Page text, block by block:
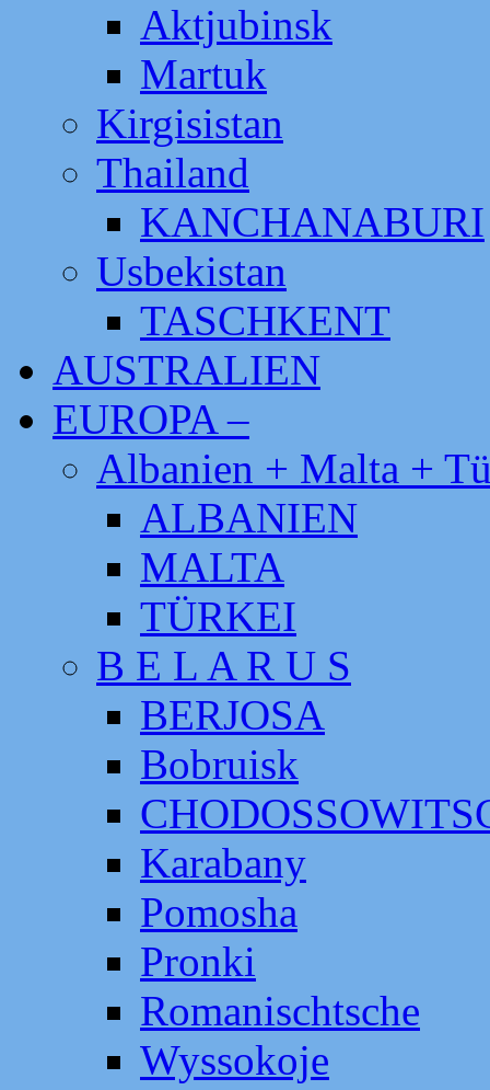
Aktjubinsk
Martuk
Kirgisistan
Thailand
KANCHANABURI
Usbekistan
TASCHKENT
AUSTRALIEN
EUROPA –
Albanien + Malta +
ALBANIEN
MALTA
TÜRKEI
B E L A R U S
BERJOSA
Bobruisk
Karabany
Pomosha
Pronki
Romanischtsche
Wyssokoje